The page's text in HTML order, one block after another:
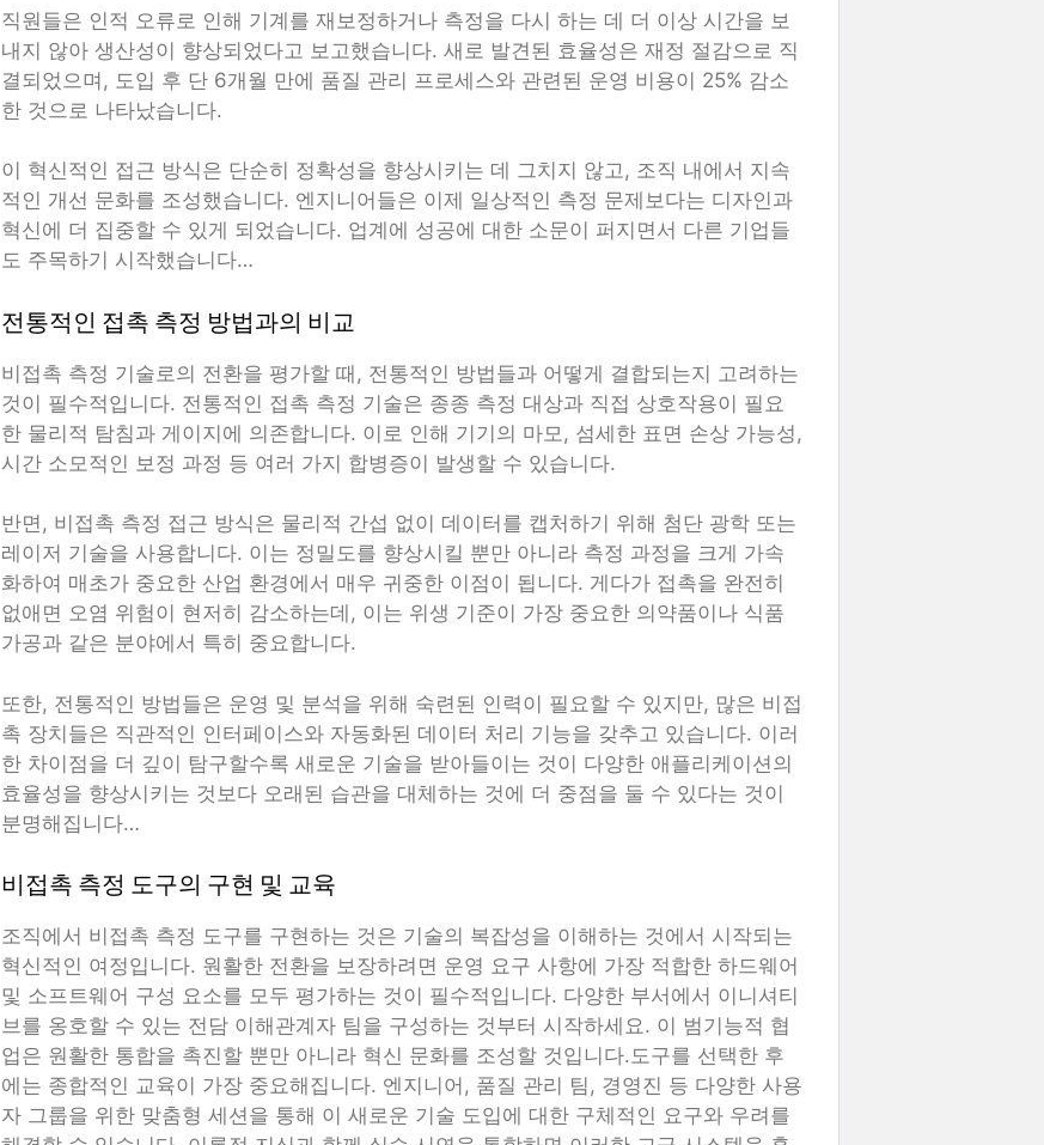
직원들은 인적 오류로 인해 기계를 재보정하거나 측정을 다시 하는 데 더 이상 시간을 보
내지 않아 생산성이 향상되었다고 보고했습니다. 새로 발견된 효율성은 재정 절감으로 직
결되었으며, 도입 후 단 6개월 만에 품질 관리 프로세스와 관련된 운영 비용이 25% 감소
한 것으로 나타났습니다.
이 혁신적인 접근 방식은 단순히 정확성을 향상시키는 데 그치지 않고, 조직 내에서 지속
적인 개선 문화를 조성했습니다. 엔지니어들은 이제 일상적인 측정 문제보다는 디자인과
혁신에 더 집중할 수 있게 되었습니다. 업계에 성공에 대한 소문이 퍼지면서 다른 기업들
도 주목하기 시작했습니다…
전통적인 접촉 측정 방법과의 비교
비접촉 측정 기술로의 전환을 평가할 때, 전통적인 방법들과 어떻게 결합되는지 고려하는
것이 필수적입니다. 전통적인 접촉 측정 기술은 종종 측정 대상과 직접 상호작용이 필요
한 물리적 탐침과 게이지에 의존합니다. 이로 인해 기기의 마모, 섬세한 표면 손상 가능성,
시간 소모적인 보정 과정 등 여러 가지 합병증이 발생할 수 있습니다.
반면, 비접촉 측정 접근 방식은 물리적 간섭 없이 데이터를 캡처하기 위해 첨단 광학 또는
레이저 기술을 사용합니다. 이는 정밀도를 향상시킬 뿐만 아니라 측정 과정을 크게 가속
화하여 매초가 중요한 산업 환경에서 매우 귀중한 이점이 됩니다. 게다가 접촉을 완전히
없애면 오염 위험이 현저히 감소하는데, 이는 위생 기준이 가장 중요한 의약품이나 식품
가공과 같은 분야에서 특히 중요합니다.
또한, 전통적인 방법들은 운영 및 분석을 위해 숙련된 인력이 필요할 수 있지만, 많은 비접
촉 장치들은 직관적인 인터페이스와 자동화된 데이터 처리 기능을 갖추고 있습니다. 이러
한 차이점을 더 깊이 탐구할수록 새로운 기술을 받아들이는 것이 다양한 애플리케이션의
효율성을 향상시키는 것보다 오래된 습관을 대체하는 것에 더 중점을 둘 수 있다는 것이
분명해집니다…
비접촉 측정 도구의 구현 및 교육
조직에서 비접촉 측정 도구를 구현하는 것은 기술의 복잡성을 이해하는 것에서 시작되는
혁신적인 여정입니다. 원활한 전환을 보장하려면 운영 요구 사항에 가장 적합한 하드웨어
및 소프트웨어 구성 요소를 모두 평가하는 것이 필수적입니다. 다양한 부서에서 이니셔티
브를 옹호할 수 있는 전담 이해관계자 팀을 구성하는 것부터 시작하세요. 이 범기능적 협
업은 원활한 통합을 촉진할 뿐만 아니라 혁신 문화를 조성할 것입니다.도구를 선택한 후
에는 종합적인 교육이 가장 중요해집니다. 엔지니어, 품질 관리 팀, 경영진 등 다양한 사용
자 그룹을 위한 맞춤형 세션을 통해 이 새로운 기술 도입에 대한 구체적인 요구와 우려를